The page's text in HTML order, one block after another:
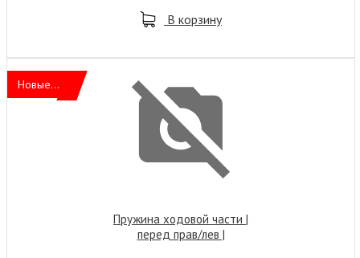
В корзину
Новые...
Пружина ходовой части |
перед прав/лев |